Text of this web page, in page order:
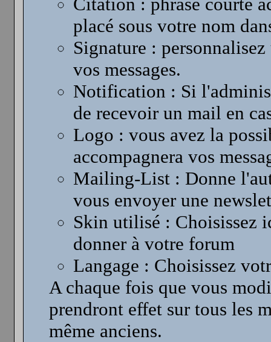
placé sous votre nom
Signature :
vos messages.
Notification : Si
de recevoir un mail en
Logo : vous avez la
accompagnera vos
Mailing-List : Donne
vous envoyer une
Skin utilisé : Choisissez
donner à votre forum
Langage : Choisissez
A chaque fois que vous
prendront effet sur tous les
même anciens.